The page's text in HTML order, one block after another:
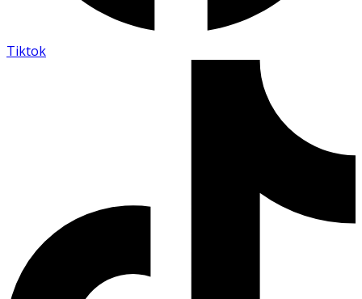
Tiktok